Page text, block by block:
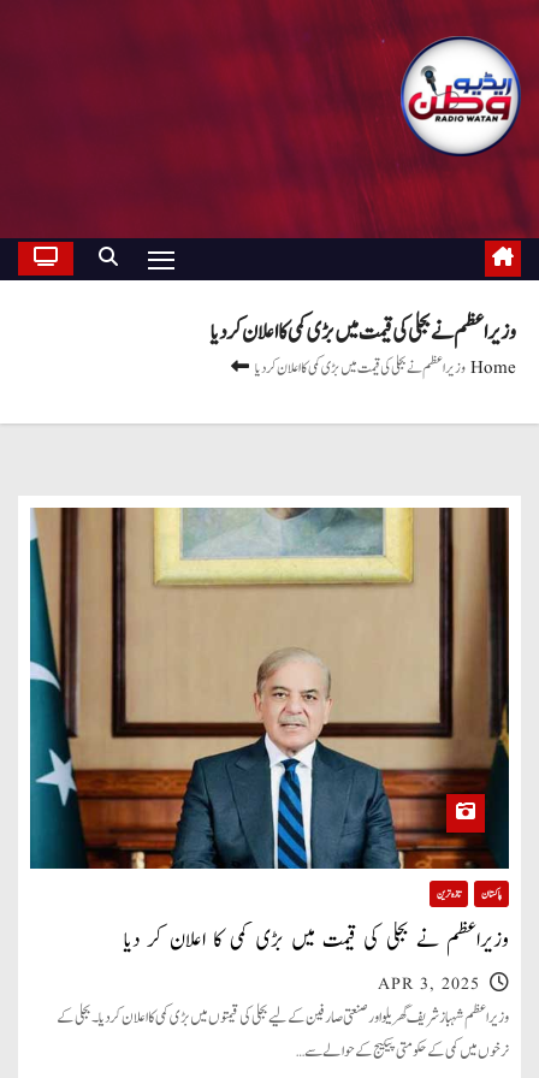
وزیراعظم نے بجلی کی قیمت میں بڑی کمی کا اعلان کر دیا
Homeوزیراعظم نے بجلی کی قیمت میں بڑی کمی کا اعلان کر دیا
پاکستان تازہ ترین
وزیراعظم نے بجلی کی قیمت میں بڑی کمی کا اعلان کر دیا
APR 3, 2025
وزیراعظم شہباز شریف گھریلو اور صنعتی صارفین کے لیے بجلی کی قیمتوں میں بڑی کمی کا اعلان کر دیا۔ بجلی کے
نرخوں میں کمی کے حکومتی پیکیج کے حوالے سے…